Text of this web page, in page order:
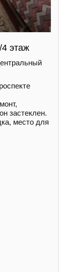
4 этаж
застеклен.
место для